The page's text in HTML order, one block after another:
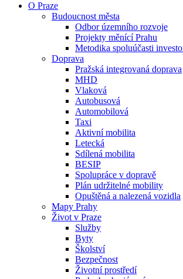
O Praze
Budoucnost města
Odbor územního rozvoje
Projekty měnící Prahu
Metodika spoluúčasti
Doprava
Pražská integrovaná doprava
MHD
Vlaková
Autobusová
Automobilová
Taxi
Aktivní mobilita
Letecká
Sdílená mobilita
BESIP
Spolupráce v dopravě
Plán udržitelné mobility
Opuštěná a nalezená vozidla
Mapy Prahy
Život v Praze
Služby
Byty
Školství
Bezpečnost
Životní prostředí